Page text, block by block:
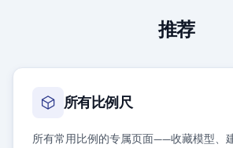
推荐
所有比例尺
所有常用比例的专属页面——收藏模型、